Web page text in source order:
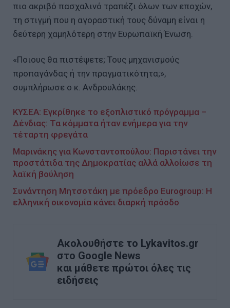
πιο ακριβό πασχαλινό τραπέζι όλων των εποχών,
τη στιγμή που η αγοραστική τους δύναμη είναι η
δεύτερη χαμηλότερη στην Ευρωπαϊκή Ένωση.
«Ποιους θα πιστέψετε; Τους μηχανισμούς
προπαγάνδας ή την πραγματικότητα;»,
συμπλήρωσε ο κ. Ανδρουλάκης.
ΚΥΣΕΑ: Εγκρίθηκε το εξοπλιστικό πρόγραμμα –
Δένδιας: Τα κόμματα ήταν ενήμερα για την
τέταρτη φρεγάτα
Μαρινάκης για Κωνσταντοπούλου: Παριστάνει την
προστάτιδα της Δημοκρατίας αλλά αλλοίωσε τη
λαϊκή βούληση
Συνάντηση Μητσοτάκη με πρόεδρο Eurogroup: Η
ελληνική οικονομία κάνει διαρκή πρόοδο
Ακολουθήστε το Lykavitos.gr
στο Google News
και μάθετε πρώτοι όλες τις
ειδήσεις